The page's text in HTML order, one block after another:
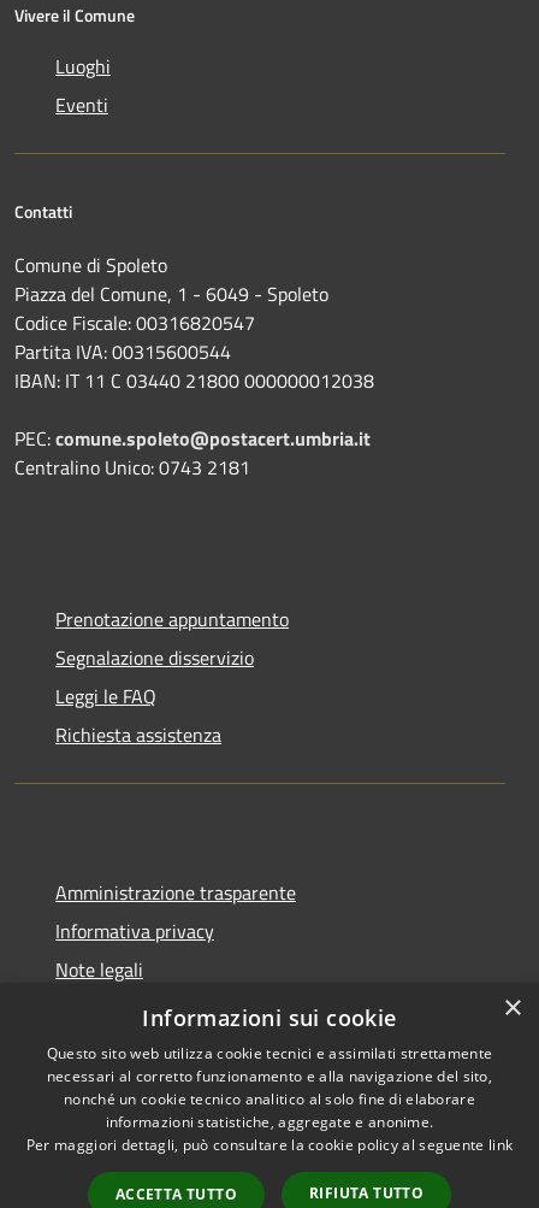
Vivere il Comune
Luoghi
Eventi
Contatti
Comune di Spoleto
Piazza del Comune, 1 - 6049 - Spoleto
Codice Fiscale: 00316820547
Partita IVA: 00315600544
IBAN: IT 11 C 03440 21800 000000012038
PEC:comune.spoleto@postacert.umbria.it
Centralino Unico: 0743 2181
Prenotazione appuntamento
Segnalazione disservizio
Leggi le FAQ
Richiesta assistenza
Amministrazione trasparente
Informativa privacy
Note legali
Dichiarazione di accessibilità
Accessibilità
Copyright © 2026 • Comune di
Spoleto • Powered by
Municipium•
Accesso
×
Informazioni sui cookie
Questo sito web utilizza cookie tecnici e assimilati strettamente
necessari al corretto funzionamento e alla navigazione del sito,
nonché un cookie tecnico analitico al solo fine di elaborare
informazioni statistiche, aggregate e anonime.
Per maggiori dettagli, può consultare la cookie policy al seguente link
ACCETTA TUTTO RIFIUTA TUTTO